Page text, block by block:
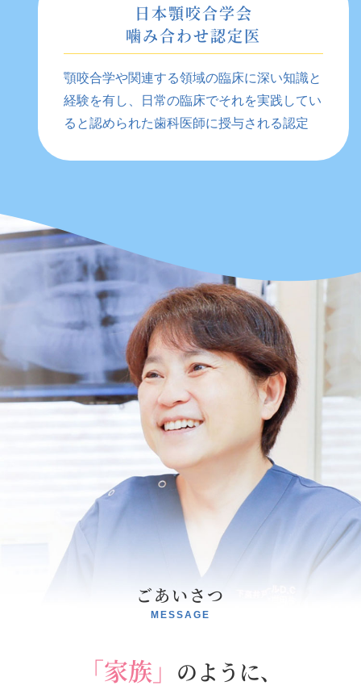
日本顎咬合学会
噛み合わせ認定医
顎咬合学や関連する領域の臨床に深い知識と
経験を有し、日常の臨床でそれを実践してい
ると認められた歯科医師に授与される認定
ごあいさつ
「家族」 のように、